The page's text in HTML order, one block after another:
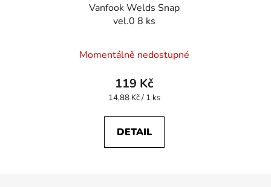
Vanfook Welds Snap
vel.0 8 ks
Momentálně nedostupné
119 Kč
Měrná
14,88 Kč / 1 ks
DETAIL